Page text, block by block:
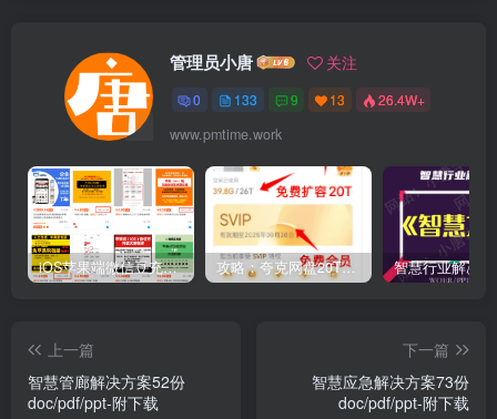
管理员小唐 关注
0 133 9 13 26.4W+
www.pmtime.work
iOS苹果端微信豆充值1:10的方法 攻略：夸克网盘20T空间免费扩容 免费会员申请 附最新申请步骤和技巧
上一篇
智慧管廊解决方案52份
doc/pdf/ppt-附下载
下一篇
智慧应急解决方案73份
doc/pdf/ppt-附下载